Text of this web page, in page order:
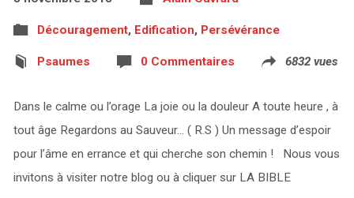
Découragement, Edification, Persévérance
Psaumes 0 Commentaires 6832 vues
Dans le calme ou l’orage La joie ou la douleur A toute heure , à
tout âge Regardons au Sauveur… ( R.S ) Un message d’espoir
pour l’âme en errance et qui cherche son chemin ! Nous vous
invitons à visiter notre blog ou à cliquer sur LA BIBLE